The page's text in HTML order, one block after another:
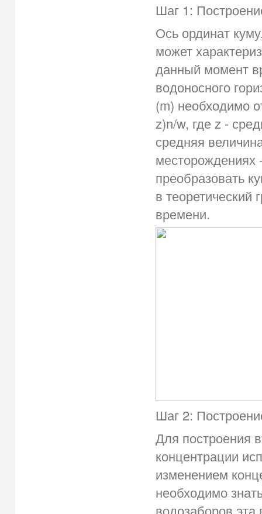
Шаг 1:
Ось ординат
может
данный момент
водоносного
(m) необходимо
z)n/w, где z -
средняя
месторождениях
преобразовать
в теоретический
времени.
Шаг 2:
Для построения
концентрации
изменением
необходимо
водозаборов